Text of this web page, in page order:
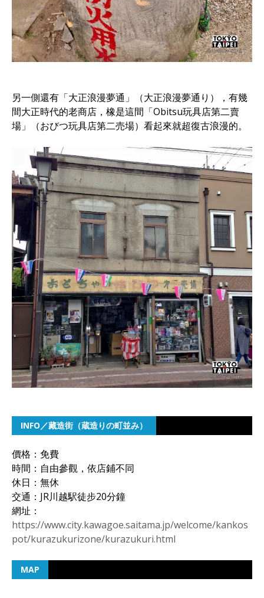
另一側還有「大正浪漫夢通」（大正浪漫夢通り），有幾
間大正時代的老商店，橡是這間「Obitsu玩具店第二賣
場」（おびつ玩具店第二売場）看起來就超復古浪漫的。
INFO／藏造街（蔵造りの町並み）
價格：免費
時間：自由參觀，依店鋪不同
休日：無休
交通：JR川越駅徒步20分鐘
網址：
https://www.city.kawagoe.saitama.jp/welcome/kankos
pot/kurazukurizone/kurazukuri.html
MAP